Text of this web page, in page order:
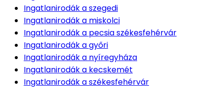
Ingatlanirodáka szegedi
Ingatlanirodáka miskolci
Ingatlanirodáka pecsia székesfehérvár
Ingatlanirodáka győri
Ingatlanirodáka nyíregyháza
Ingatlanirodáka kecskemét
Ingatlanirodáka székesfehérvár